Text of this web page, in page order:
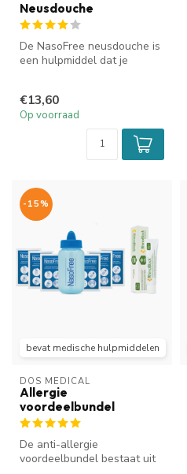
Neusdouche
De NasoFree neusdouche is
een hulpmiddel dat je
€13,60
Op voorraad
bevat medische hulpmiddelen
-15%
DOS MEDICAL
Allergie
voordeelbundel
De anti-allergie
voordeelbundel bestaat uit